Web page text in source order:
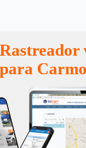
Rastreador
para